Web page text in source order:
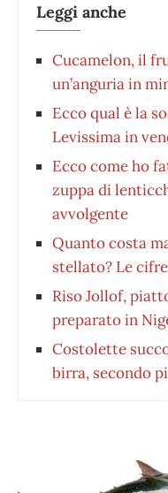
Leggi anche
Cucamelon, il
un’anguria in
Ecco qual è la
Levissima in
Ecco come ho
zuppa di
avvolgente
Quanto costa
stellato? Le
Riso Jollof,
preparato in
Costolette
birra, secondo